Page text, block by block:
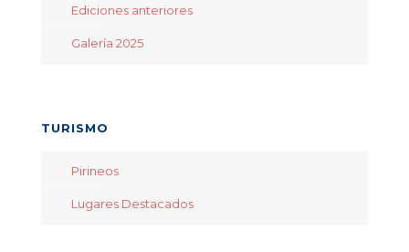
Ediciones anteriores
Galería 2025
TURISMO
Pirineos
Lugares Destacados